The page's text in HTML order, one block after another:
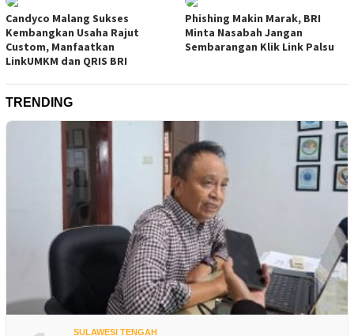
Candyco Malang Sukses
Kembangkan Usaha Rajut
Custom, Manfaatkan
LinkUMKM dan QRIS BRI
Phishing Makin Marak, BRI
Minta Nasabah Jangan
Sembarangan Klik Link Palsu
TRENDING
SULAWESI TENGAH